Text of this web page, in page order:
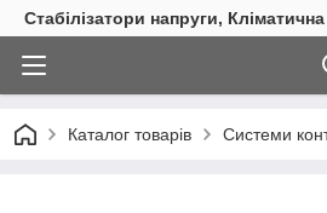
Стабілізатори напруги,
Каталог товарів Системи